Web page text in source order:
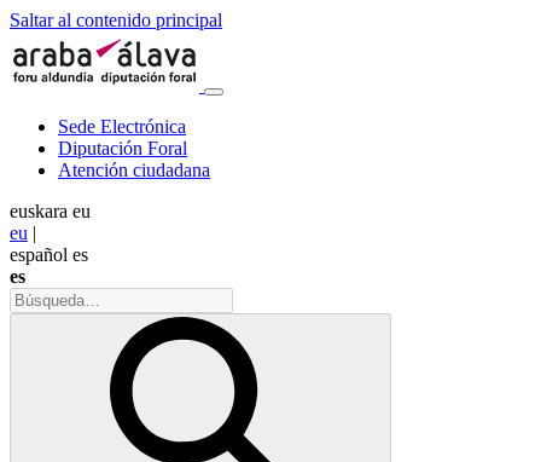
Saltar al contenido principal
Sede Electrónica
Diputación Foral
Atención ciudadana
euskara eu
eu |
español es
es